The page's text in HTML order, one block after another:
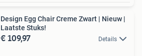
Design Egg Chair Creme Zwart | Nieuw |
Laatste Stuks!
€ 109,97 Details